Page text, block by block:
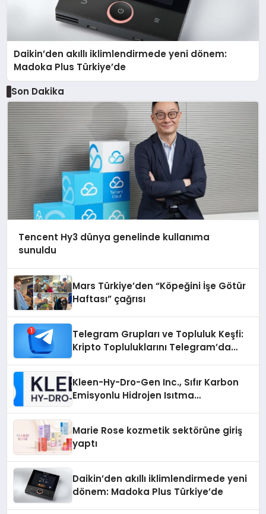
Daikin’den akıllı iklimlendirmede yeni dönem:
Madoka Plus Türkiye’de
Son Dakika
Tencent Hy3 dünya genelinde kullanıma
sunuldu
Mars Türkiye’den “Köpeğini İşe Götür
Haftası” çağrısı
Telegram Grupları ve Topluluk Keşfi:
Kripto Topluluklarını Telegram’da
Kleen-Hy-Dro-Gen Inc., Sıfır Karbon
Emisyonlu Hidrojen Isıtma
Marie Rose kozmetik sektörüne giriş
yaptı
Daikin’den akıllı iklimlendirmede yeni
dönem: Madoka Plus Türkiye’de